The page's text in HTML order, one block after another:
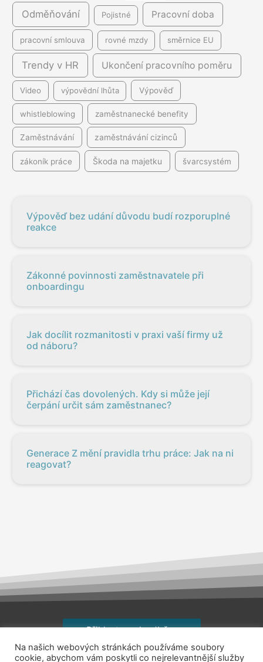
Odměňování Pojistné Pracovní doba
pracovní smlouva rovné mzdy směrnice EU
Trendy v HR Ukončení pracovního poměru
Video výpovědní lhůta Výpověď
whistleblowing zaměstnanecké benefity
Zaměstnávání zaměstnávání cizinců
zákoník práce Škoda na majetku švarcsystém
Výpověď bez udání důvodu budí rozporuplné
reakce
Zákonné povinnosti zaměstnavatele při
onboardingu
Jak docílit rozmanitosti v praxi vaší firmy už
od náboru?
Přichází čas dovolených. Kdy si může její
čerpání určit sám zaměstnanec?
Generace Z mění pravidla trhu práce: Jak na ni
reagovat?
Přihlaste se k odběru
Copyright © 2026jsemhrdoprace.cz
Na našich webových stránkách používáme soubory
cookie, abychom vám poskytli co nejrelevantnější služby